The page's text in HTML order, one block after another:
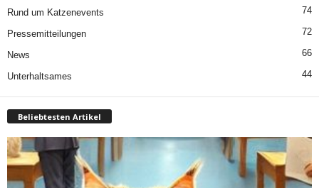
Rund um Katzenevents 74
Pressemitteilungen 72
News 66
Unterhaltsames 44
Beliebtesten Artikel